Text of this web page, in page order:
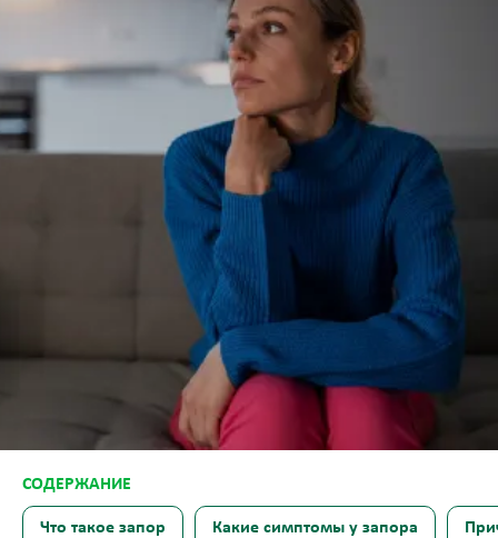
Что такое запор Какие симптомы у запора